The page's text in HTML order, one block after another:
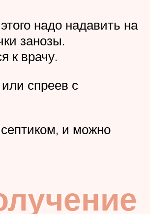
надо надавить на
занозы.
к врачу.
спреев с
и можно